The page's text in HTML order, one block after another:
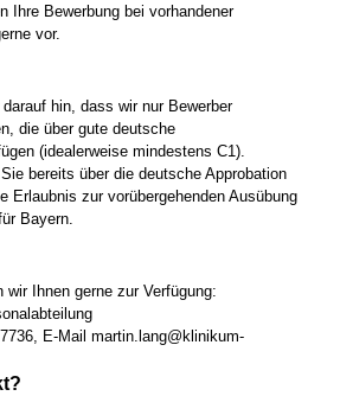
Ihre Bewerbung bei vorhandener
vor.
hin, dass wir nur Bewerber
die über gute deutsche
(idealerweise mindestens C1).
bereits über die deutsche Approbation
Erlaubnis zur vorübergehenden Ausübung
Bayern.
wir Ihnen gerne zur Verfügung:
E-Mail martin.lang@klinikum-